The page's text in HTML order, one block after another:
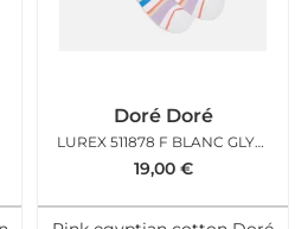
Doré Doré
LUREX 511878 F BLANC GLYCINE
19,00 €